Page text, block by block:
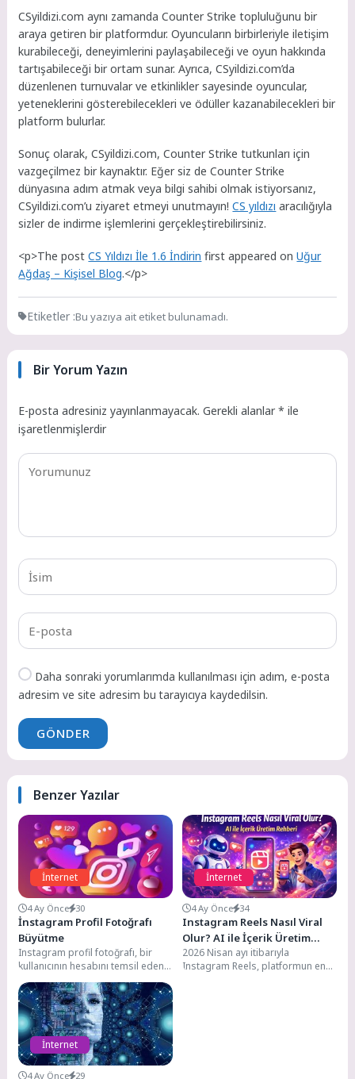
CSyildizi.com aynı zamanda Counter Strike topluluğunu bir
araya getiren bir platformdur. Oyuncuların birbirleriyle iletişim
kurabileceği, deneyimlerini paylaşabileceği ve oyun hakkında
tartışabileceği bir ortam sunar. Ayrıca, CSyildizi.com’da
düzenlenen turnuvalar ve etkinlikler sayesinde oyuncular,
yeteneklerini gösterebilecekleri ve ödüller kazanabilecekleri bir
platform bulurlar.
Sonuç olarak, CSyildizi.com, Counter Strike tutkunları için
vazgeçilmez bir kaynaktır. Eğer siz de Counter Strike
dünyasına adım atmak veya bilgi sahibi olmak istiyorsanız,
CSyildizi.com’u ziyaret etmeyi unutmayın!CS yıldızı aracılığıyla
sizler de indirme işlemlerini gerçekleştirebilirsiniz.
<p>The postCS Yıldızı İle 1.6 İndirin first appeared onUğur
Ağdaş – Kişisel Blog.</p>
Etiketler :Bu yazıya ait etiket bulunamadı.
Bir Yorum Yazın
E-posta adresiniz yayınlanmayacak. Gerekli alanlar* ile
işaretlenmişlerdir
Daha sonraki yorumlarımda kullanılması için adım, e-posta
adresim ve site adresim bu tarayıcıya kaydedilsin.
GÖNDER
Benzer Yazılar
İnternet
4 Ay Önce 30
İnstagram Profil Fotoğrafı
Büyütme
Instagram profil fotoğrafı, bir
kullanıcının hesabını temsil eden
ve genellikle küçük boyutlarda
görüntülenen bir resimdir....
İnternet
4 Ay Önce 34
Instagram Reels Nasıl Viral
Olur? AI ile İçerik Üretim
Rehberi
2026 Nisan ayı itibarıyla
Instagram Reels, platformun en
İnternet
4 Ay Önce 29